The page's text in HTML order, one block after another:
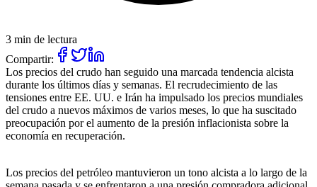
3 min de lectura
Compartir:
Los precios del crudo han seguido una marcada tendencia alcista
durante los últimos días y semanas. El recrudecimiento de las
tensiones entre EE. UU. e Irán ha impulsado los precios mundiales
del crudo a nuevos máximos de varios meses, lo que ha suscitado
preocupación por el aumento de la presión inflacionista sobre la
economía en recuperación.
Los precios del petróleo mantuvieron un tono alcista a lo largo de la